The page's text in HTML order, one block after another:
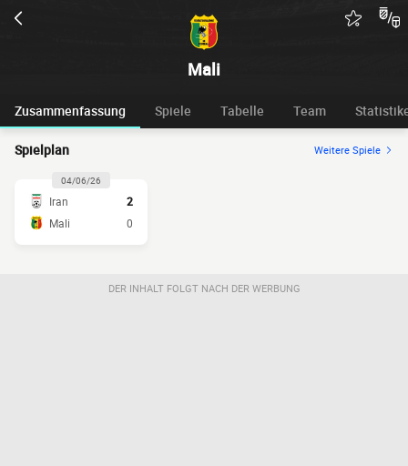
Mali
Zusammenfassung Spiele Tabelle Team
Spielplan Weitere Spiele
04/06/26
Iran
2
Mali
0
DER INHALT FOLGT NACH DER WERBUNG